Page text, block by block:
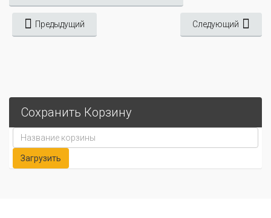
Предыдущий Следующий
Сохранить Корзину